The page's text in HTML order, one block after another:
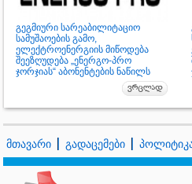
გეგმიური სარეაბილიტაციო
სამუშაოების გამო,
ელექტროენერგიის მიწოდება
შეეზღუდება „ენერგო-პრო
ჯორჯიას“ აბონენტების ნაწილს
მთავარი გადაცემები